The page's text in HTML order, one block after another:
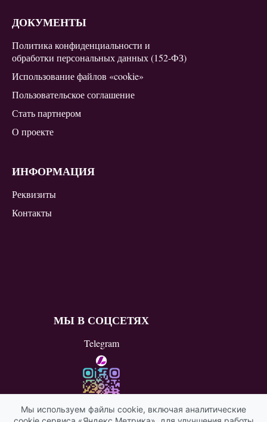
ДОКУМЕНТЫ
Политика конфиденциальности и
обработки персональных данных (152-ФЗ)
Использование файлов «cookie»
Пользовательское соглашение
Стать партнером
О проекте
ИНФОРМАЦИЯ
Реквизиты
Контакты
МЫ В СОЦСЕТЯХ
Telegram
Мы используем файлы cookie, включая аналитические